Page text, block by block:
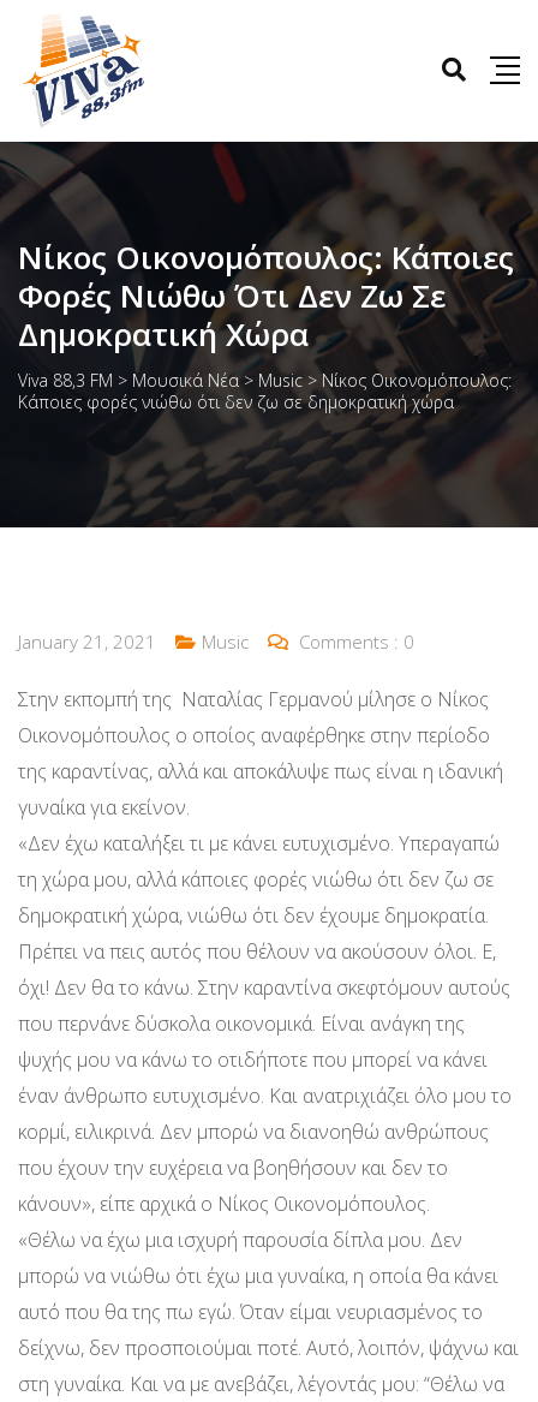
Νίκος Οικονομόπουλος: Κάποιες
Φορές Νιώθω Ότι Δεν Ζω Σε
Δημοκρατική Χώρα
Viva 88,3 FM > Μουσικά Νέα > Music > Νίκος Οικονομόπουλος:
Κάποιες φορές νιώθω ότι δεν ζω σε δημοκρατική χώρα
January 21, 2021 Music Comments : 0
Στην εκπομπή της Ναταλίας Γερμανού μίλησε ο Νίκος
Οικονομόπουλος ο οποίος αναφέρθηκε στην περίοδο
της καραντίνας, αλλά και αποκάλυψε πως είναι η ιδανική
γυναίκα για εκείνον.
«Δεν έχω καταλήξει τι με κάνει ευτυχισμένο. Υπεραγαπώ
τη χώρα μου, αλλά κάποιες φορές νιώθω ότι δεν ζω σε
δημοκρατική χώρα, νιώθω ότι δεν έχουμε δημοκρατία.
Πρέπει να πεις αυτός που θέλουν να ακούσουν όλοι. Ε,
όχι! Δεν θα το κάνω. Στην καραντίνα σκεφτόμουν αυτούς
που περνάνε δύσκολα οικονομικά. Είναι ανάγκη της
ψυχής μου να κάνω το οτιδήποτε που μπορεί να κάνει
έναν άνθρωπο ευτυχισμένο. Και ανατριχιάζει όλο μου το
κορμί, ειλικρινά. Δεν μπορώ να διανοηθώ ανθρώπους
που έχουν την ευχέρεια να βοηθήσουν και δεν το
κάνουν», είπε αρχικά ο Νίκος Οικονομόπουλος.
«Θέλω να έχω μια ισχυρή παρουσία δίπλα μου. Δεν
μπορώ να νιώθω ότι έχω μια γυναίκα, η οποία θα κάνει
αυτό που θα της πω εγώ. Όταν είμαι νευριασμένος το
δείχνω, δεν προσποιούμαι ποτέ. Αυτό, λοιπόν, ψάχνω και
στη γυναίκα. Και να με ανεβάζει, λέγοντάς μου: “Θέλω να